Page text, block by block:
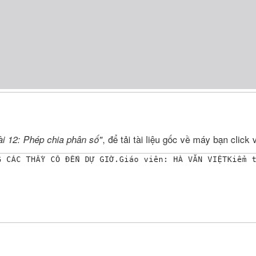
12: Phép chia phân số", để tải tài liệu gốc về máy bạn click